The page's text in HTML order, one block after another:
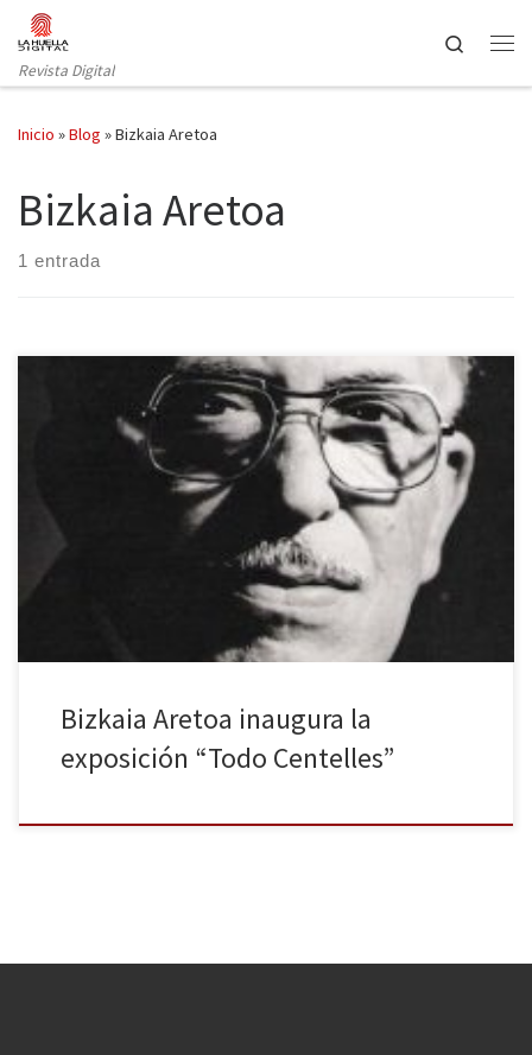
Saltar al contenido
Revista Digital
Search
Inicio »Blog »Bizkaia Aretoa
Bizkaia Aretoa
1 entrada
“Todo Centelles” es una exposición que reúne las mejores
fotografías, documentos de prensa y objetos personales de este
icono del fotoperiodismo español. La exposición estará abierta
del 10 de diciembre al 16 de enero en el Biskaia Aretoa, en
Bilbao. La Universidad del País Vasco (UPV) organiza, junto a la […]
Bizkaia Aretoa inaugura la
exposición “Todo Centelles”